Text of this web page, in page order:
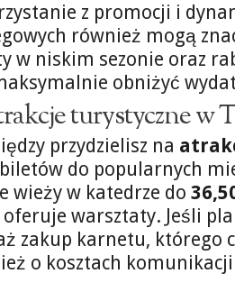
z promocji i
również mogą
w niskim sezonie oraz
obniżyć
turystyczne w
przydzielisz na
do popularnych
wieży w katedrze do
warsztaty. Jeśli
zakup karnetu, którego
o kosztach